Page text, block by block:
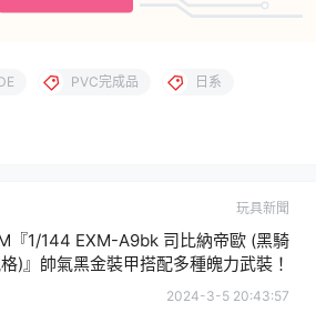
PVC完成品 日系
玩具新聞
『1/144 EXM-A9bk 司比納帝歐 (黑騎
)』帥氣黑金裝甲搭配多種魄力武裝！
2024-3-5 20:43:57